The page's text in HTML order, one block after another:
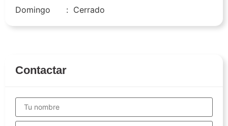
Domingo
: Cerrado
Contactar